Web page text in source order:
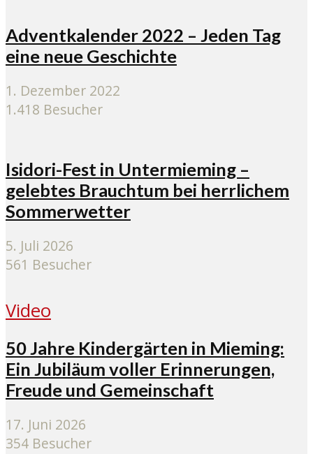
Adventkalender 2022 – Jeden Tag
eine neue Geschichte
1. Dezember 2022
1.418 Besucher
Isidori-Fest in Untermieming –
gelebtes Brauchtum bei herrlichem
Sommerwetter
5. Juli 2026
561 Besucher
Video
50 Jahre Kindergärten in Mieming:
Ein Jubiläum voller Erinnerungen,
Freude und Gemeinschaft
17. Juni 2026
354 Besucher